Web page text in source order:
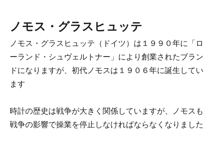
ノモス・グラスヒュッテ
ノモス・グラスヒュッテ（ドイツ）は１９９０年に「ロ
ーランド・シュヴェルトナー」により創業されたブラン
ドになりますが、初代ノモスは１９０６年に誕生してい
ます
時計の歴史は戦争が大きく関係していますが、ノモスも
戦争の影響で操業を停止しなければならなくなりました